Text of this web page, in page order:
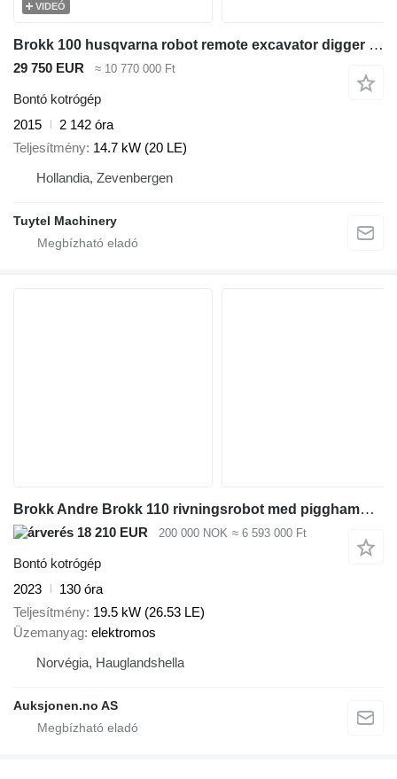
VIDEÓ
Brokk 100 husqvarna robot remote excavator digger bagger
29 750 EUR ≈ 10 770 000 Ft
Bontó kotrógép
2015
2 142 óra
Teljesítmény 14.7 kW (20 LE)
Hollandia, Zevenbergen
Tuytel Machinery
Brokk Andre Brokk 110 rivningsrobot med pigghammer, betongsaks og klyp
18 210 EUR 200 000 NOK ≈ 6 593 000 Ft
Bontó kotrógép
2023
130 óra
Teljesítmény 19.5 kW (26.53 LE)
Üzemanyag elektromos
Norvégia, Hauglandshella
Auksjonen.no AS